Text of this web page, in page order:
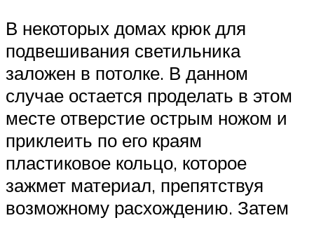
В некоторых домах крюк для
подвешивания светильника
заложен в потолке. В данном
случае остается проделать в этом
месте отверстие острым ножом и
приклеить по его краям
пластиковое кольцо, которое
зажмет материал, препятствуя
возможному расхождению. Затем